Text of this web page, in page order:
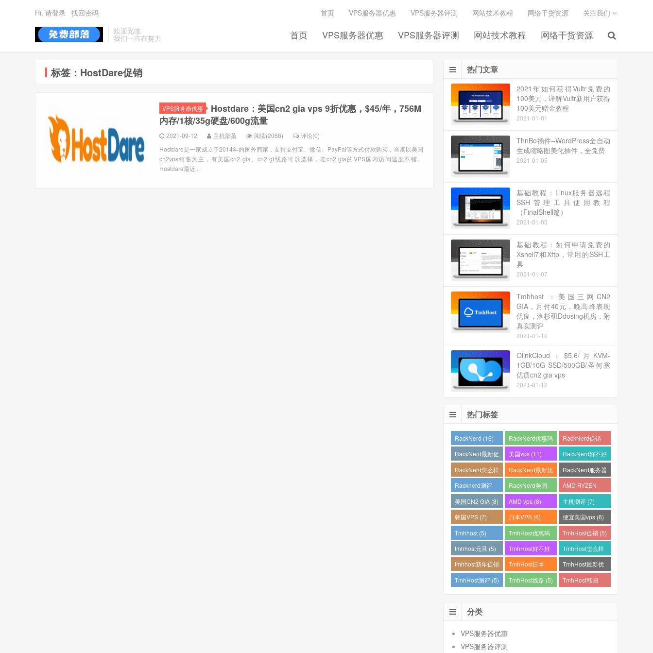
欢迎光临
我们一直在努力 首页 VPS服务器优惠 VPS服务器评测 网站技术教程 网络干货资源
首页 VPS服务器优惠 VPS服务器评测 网站技术教程 网络干货资源 关注我们
Hi, 请登录 找回密码
标签：HostDare促销
VPS服务器优惠
Hostdare：美国cn2 gia vps 9折优惠，$45/年，756M
内存/1核/35g硬盘/600g流量
2021-09-12 主机部落 阅读(2068)
评论(0)
Hostdare是一家成立于2014年的国外商家，支持支付宝、微信、PayPal等方式付款购买，当期以美国
cn2vps销售为主，有美国cn2 gia、cn2 gt线路可以选择，走cn2 gia的VPS国内访问速度不错。
Hostdare最近...
热门文章
2021年如何获得Vultr免费的
100美元，详解Vultr新用户获得
100美元赠金教程
2021-01-01
ThnBo插件–WordPress全自动
生成缩略图美化插件，全免费
2021-01-05
基础教程：Linux服务器远程
SSH管理工具使用教程
（FinalShell篇）
2021-01-05
基础教程：如何申请免费的
Xshell7和Xftp，常用的SSH工
具
2021-01-07
Tmhhost ：美国三网CN2
GIA，月付40元，晚高峰表现
优良，洛杉矶Ddosing机房，附
真实测评
2021-01-10
OlinkCloud：$5.6/月KVM-
1GB/10G SSD/500GB/圣何塞
优质cn2 gia vps
2021-01-12
热门标签
RackNerd (16)
RackNerd优惠码
(15)
RackNerd促销
(14)
RackNerd最新促
销 (12)
美国vps (11)
RackNerd好不好
(11)
RackNerd怎么样
(11)
RackNerd最新优
惠码 (11)
RackNerd服务器
怎么样 (11)
Racknerd测评
(11)
RackNerd美国
VPS (11)
AMD RYZEN
(10)
美国CN2 GIA (8) AMD vps (8)
主机测评 (7)
韩国VPS (7)
日本VPS (6)
便宜美国vps (6)
Tmhhost (5)
TmhHost优惠码
(5)
TmhHost促销 (5)
tmhhost元旦 (5)
TmhHost好不好
(5)
TmhHost怎么样
(5)
tmhhost新年促销
(5)
TmhHost日本
VPS (5)
TmhHost最新优
惠码 (5)
TmhHost测评 (5) TmhHost线路 (5)
TmhHost韩国
分类
VPS服务器优惠
VPS服务器评测